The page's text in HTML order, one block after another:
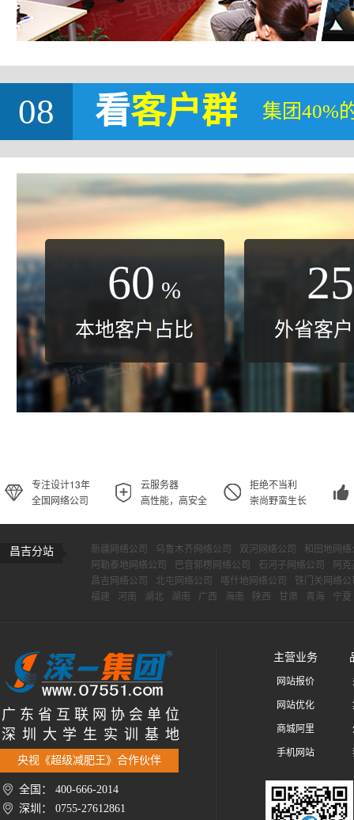
08 看客户群 集团40%
60 %
本地客户占比
25
外省客
专注设计13年
全国网络公司
云服务器
高性能，高安全
拒绝不当利
崇尚野蛮生长
昌吉分站 新疆网络公司 乌鲁木齐网络公司 双河网络公司
和田地网络
阿勒泰地网络公司
巴音郭楞网络公司 石河子网络公司
阿
昌吉网络公司
北屯网络公司 喀什地网络公司
铁门关网络公
福建
河南 湖北 湖南 广西 海南 陕西 甘肃 青海 宁夏
广 东 省 互 联 网 协 会 单 位
深 圳 大 学 生 实 训 基 地
央视《超级减肥王》合作伙伴
全国： 400-666-2014
深圳： 0755-27612861
主营业务
网站报价
网站优化
商城阿里
手机网站